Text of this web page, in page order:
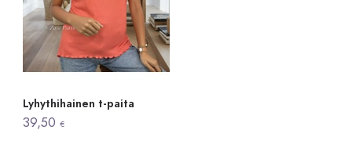
Lyhythihainen t-paita
39,50€